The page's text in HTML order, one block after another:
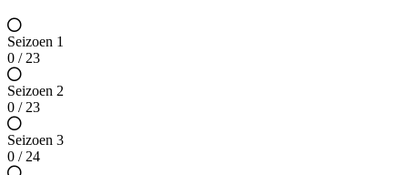
Seizoen 1
0 / 23
Seizoen 2
0 / 23
Seizoen 3
0 / 24